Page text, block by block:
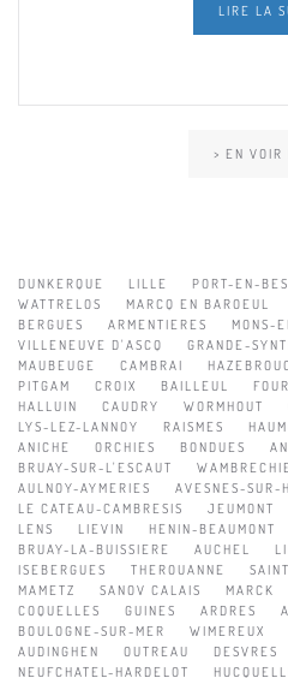
LIRE LA
> EN VOIR
DUNKERQUE LILLE PORT-EN-
WATTRELOS
MARCQ EN BAROEUL
BERGUES
ARMENTIERES MONS-
VILLENEUVE D'ASCQ
GRANDE-
MAUBEUGE
CAMBRAI
PITGAM
CROIX BAILLEUL
HALLUIN
CAUDRY WORMHOUT
LYS-LEZ-LANNOY
RAISMES
ANICHE
ORCHIES BONDUES
BRUAY-SUR-L'ESCAUT
AULNOY-AYMERIES
AVESNES-SUR-
LE CATEAU-CAMBRESIS
JEUMONT
LENS
LIEVIN HENIN-BEAUMONT
BRUAY-LA-BUISSIERE
AUCHEL
ISEBERGUES
THEROUANNE
MAMETZ
SANOV CALAIS MARCK
COQUELLES
GUINES ARDRES
BOULOGNE-SUR-MER
WIMEREUX
AUDINGHEN
OUTREAU DESVRES
NEUFCHATEL-HARDELOT